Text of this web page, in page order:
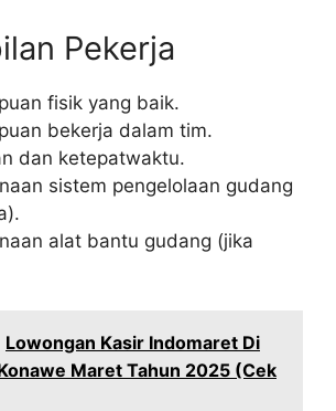
Pekerja
fisik yang baik.
bekerja dalam tim.
dan ketepatwaktu.
sistem pengelolaan gudang
alat bantu gudang (jika
Lowongan Kasir Indomaret Di
Maret Tahun 2025 (Cek